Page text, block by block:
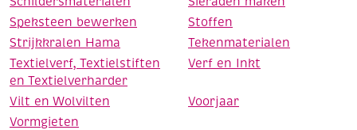
Speksteen bewerken
Stoffen
Strijkkralen Hama
Tekenmaterialen
Textielverf, Textielstiften
en Textielverharder
Verf en Inkt
Vilt en Wolvilten
Voorjaar
Vormgieten